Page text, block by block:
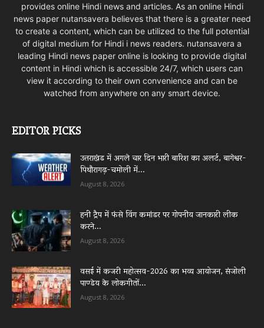
provides online Hindi news and articles. As an online Hindi
news paper nutansavera believes that there is a greater need
to create a content, which can be utilized to the full potential
of digital medium for Hindi i news readers. nutansavera a
leading Hindi news paper online is looking to provide digital
content in Hindi which is accessible 24/7, which users can
view it according to their own convenience and can be
watched from anywhere on any smart device.
EDITOR PICKS
उत्तराखंड में अगले चार दिन भारी बारिश का अलर्ट, बागेश्वर-
पिथौरागढ़-चमोली में...
August 8, 2026
हनी ट्रैप में फंसे विंग कमांडर पर गोपनीय जानकारी लीक
करने...
August 8, 2026
वसई में कजरी महोत्सव-2026 का भव्य आयोजन, संजोली
पाण्डेय के लोकगीतों...
August 8, 2026